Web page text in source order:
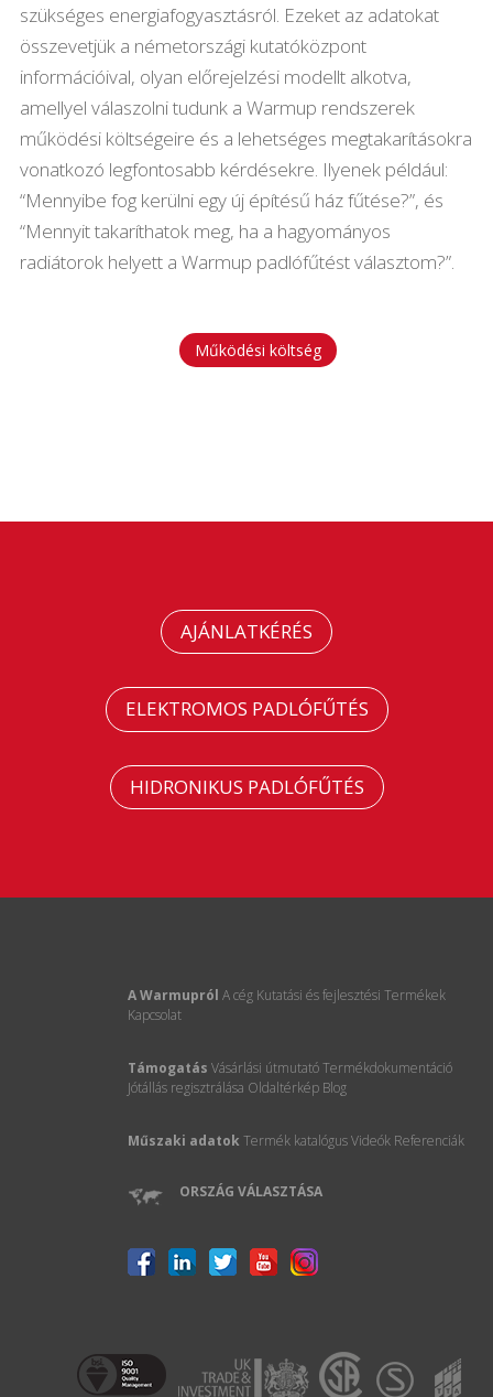
szükséges energiafogyasztásról. Ezeket az adatokat
összevetjük a németországi kutatóközpont
információival, olyan előrejelzési modellt alkotva,
amellyel válaszolni tudunk a Warmup rendszerek
működési költségeire és a lehetséges megtakarításokra
vonatkozó legfontosabb kérdésekre. Ilyenek például:
“Mennyibe fog kerülni egy új építésű ház fűtése?”, és
“Mennyit takaríthatok meg, ha a hagyományos
radiátorok helyett a Warmup padlófűtést választom?”.
Működési költség
AJÁNLATKÉRÉS
ELEKTROMOS PADLÓFŰTÉS
HIDRONIKUS PADLÓFŰTÉS
A Warmupról A cég Kutatási és fejlesztési Termékek
Kapcsolat
Támogatás Vásárlási útmutatóTermékdokumentáció
Jótállás regisztrálása Oldaltérkép Blog
Műszaki adatok Termék katalógusVideók Referenciák
ORSZÁG VÁLASZTÁSA